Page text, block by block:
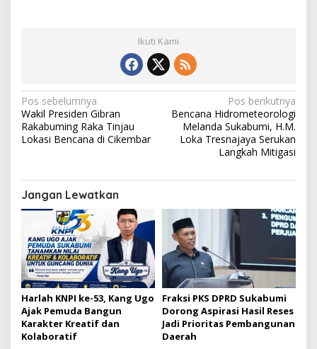
a
n
Ikuti Kami
N
a
v
g
a
p
o
s
Pos sebelumnya
Wakil Presiden Gibran
Rakabuming Raka Tinjau
Lokasi Bencana di Cikembar
Pos berikutnya
Bencana Hidrometeorologi
Melanda Sukabumi, H.M.
Loka Tresnajaya Serukan
Langkah Mitigasi
Jangan Lewatkan
Harlah KNPI ke-53, Kang Ugo
Ajak Pemuda Bangun
Karakter Kreatif dan
Kolaboratif
Fraksi PKS DPRD Sukabumi
Dorong Aspirasi Hasil Reses
Jadi Prioritas Pembangunan
Daerah